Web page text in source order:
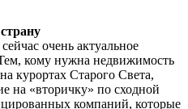
очень актуальное
кому нужна недвижимость
курортах Старого Света,
на «вторичку» по сходной
компаний, которые